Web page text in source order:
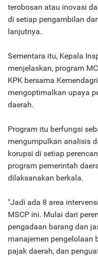
terobosan atau inovasi
di setiap pengambilan
lanjutnya.
Sementara itu, Kepala
menjelaskan, program
KPK bersama
mengoptimalkan upaya
daerah.
Program itu berfungsi
mengumpulkan analisis
korupsi di setiap
program pemerintah
dilaksanakan berkala.
"Jadi ada 8 area
MSCP ini. Mulai dari
pengadaan barang dan
manajemen pengelolaan
pajak daerah, dan